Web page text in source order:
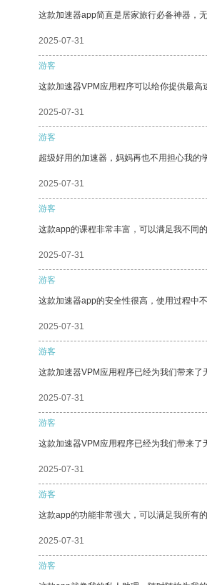
这款加速器app简直是居家旅行必备神器，
2025-07-31
游客
这款加速器VPM应用程序可以给你提供最高
2025-07-31
游客
超级好用的加速器，妈妈再也不用担心我的
2025-07-31
游客
这款app的课程非常丰富，可以满足我不同
2025-07-31
游客
这款加速器app的安全性很高，使用过程中
2025-07-31
游客
这款加速器VPM应用程序已经为我们带来了
2025-07-31
游客
这款加速器VPM应用程序已经为我们带来了
2025-07-31
游客
这款app的功能非常强大，可以满足我所有
2025-07-31
游客